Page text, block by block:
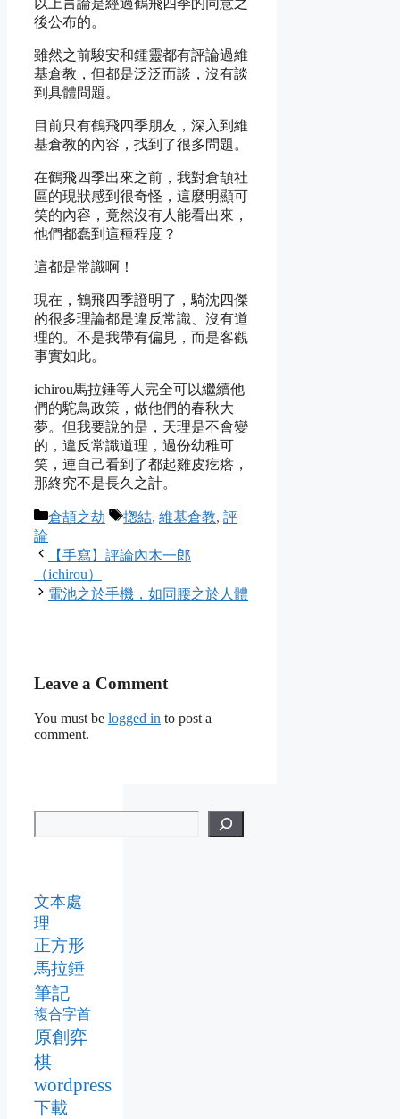
後公布的。
雖然之前駿安和鍾靈都有評論過維
基倉教，但都是泛泛而談，沒有談
到具體問題。
目前只有鶴飛四季朋友，深入到維
基倉教的內容，找到了很多問題。
在鶴飛四季出來之前，我對倉頡社
區的現狀感到很奇怪，這麼明顯可
笑的內容，竟然沒有人能看出來，
他們都蠢到這種程度？
這都是常識啊！
現在，鶴飛四季證明了，騎沈四傑
的很多理論都是違反常識、沒有道
理的。不是我帶有偏見，而是客觀
事實如此。
ichirou馬拉錘等人完全可以繼續他
們的駝鳥政策，做他們的春秋大
夢。但我要說的是，天理是不會變
的，違反常識道理，過份幼稚可
笑，連自己看到了都起雞皮疙瘩，
那終究不是長久之計。
Categories
倉頡之劫 Tags
揔結, 維基倉教, 評
論
【手寫】評論內木一郎
（ichirou）
電池之於手機，如同腰之於人體
Leave a Comment
You must be logged in to post a
comment.
文本處
理
正方形
馬拉錘
筆記
複合字首
原創弈
棋
wordpress
下載